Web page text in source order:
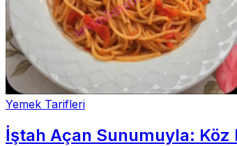
Yemek Tarifleri
İştah Açan Sunumuyla: